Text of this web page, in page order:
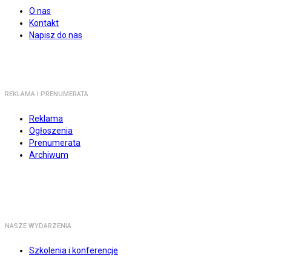
O nas
Kontakt
Napisz do nas
REKLAMA I PRENUMERATA
Reklama
Ogłoszenia
Prenumerata
Archiwum
NASZE WYDARZENIA
Szkolenia i konferencje